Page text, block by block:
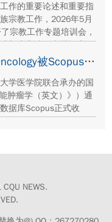
作的重要论述和重要指
宗教工作，2026年5月
宗教工作专题培训会，
长崔永波作专题报告。
主持。
重庆大学主办期刊Intelligent Oncology被Scopus数据库正式收录
学医学院联合承办的国
肿瘤学（英文）》）通
据库Scopus正式收
NEWS.